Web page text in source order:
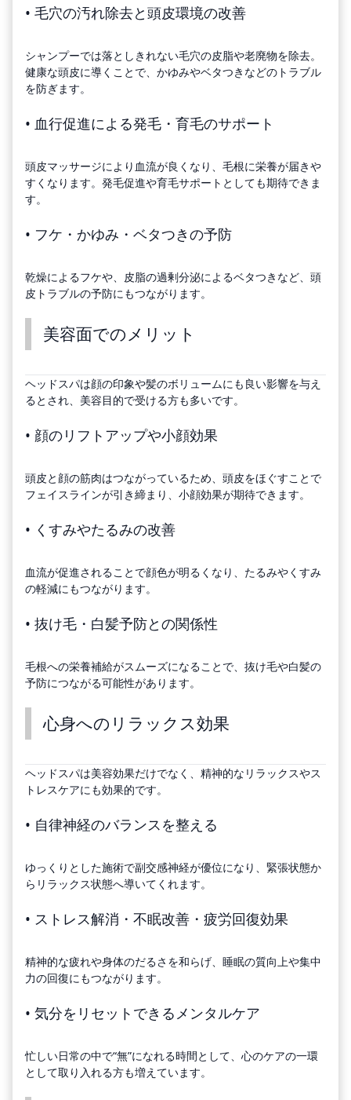
• 毛穴の汚れ除去と頭皮環境の改善
シャンプーでは落としきれない毛穴の皮脂や老廃物を除去。
健康な頭皮に導くことで、かゆみやベタつきなどのトラブル
を防ぎます。
• 血行促進による発毛・育毛のサポート
頭皮マッサージにより血流が良くなり、毛根に栄養が届きや
すくなります。発毛促進や育毛サポートとしても期待できま
す。
• フケ・かゆみ・ベタつきの予防
乾燥によるフケや、皮脂の過剰分泌によるベタつきなど、頭
皮トラブルの予防にもつながります。
美容面でのメリット
ヘッドスパは顔の印象や髪のボリュームにも良い影響を与え
るとされ、美容目的で受ける方も多いです。
• 顔のリフトアップや小顔効果
頭皮と顔の筋肉はつながっているため、頭皮をほぐすことで
フェイスラインが引き締まり、小顔効果が期待できます。
• くすみやたるみの改善
血流が促進されることで顔色が明るくなり、たるみやくすみ
の軽減にもつながります。
• 抜け毛・白髪予防との関係性
毛根への栄養補給がスムーズになることで、抜け毛や白髪の
予防につながる可能性があります。
心身へのリラックス効果
ヘッドスパは美容効果だけでなく、精神的なリラックスやス
トレスケアにも効果的です。
• 自律神経のバランスを整える
ゆっくりとした施術で副交感神経が優位になり、緊張状態か
らリラックス状態へ導いてくれます。
• ストレス解消・不眠改善・疲労回復効果
精神的な疲れや身体のだるさを和らげ、睡眠の質向上や集中
力の回復にもつながります。
• 気分をリセットできるメンタルケア
忙しい日常の中で“無”になれる時間として、心のケアの一環
として取り入れる方も増えています。